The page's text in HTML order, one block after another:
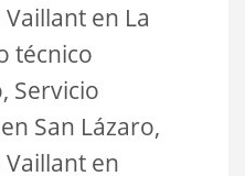
en La
técnico
Servicio
San Lázaro,
en